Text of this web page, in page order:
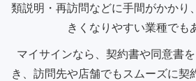
類説明・再訪問などに手間がかかり
きくなりやすい業種でも
マイサインなら、契約書や同意書
き、訪問先や店舗でもスムーズに契